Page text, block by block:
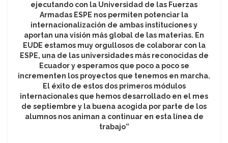
ejecutando con la Universidad de las Fuerzas
Armadas ESPE nos permiten potenciar la
internacionalización de ambas instituciones y
aportan una visión más global de las materias. En
EUDE estamos muy orgullosos de colaborar con la
ESPE, una de las universidades más reconocidas de
Ecuador y esperamos que poco a poco se
incrementen los proyectos que tenemos en marcha.
El éxito de estos dos primeros módulos
internacionales que hemos desarrollado en el mes
de septiembre y la buena acogida por parte de los
alumnos nos animan a continuar en esta línea de
trabajo”